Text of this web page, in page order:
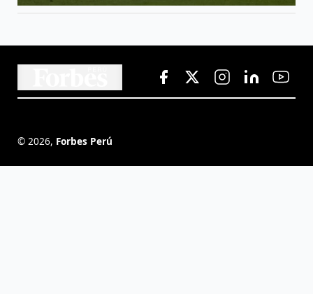
© 2026, Forbes Perú